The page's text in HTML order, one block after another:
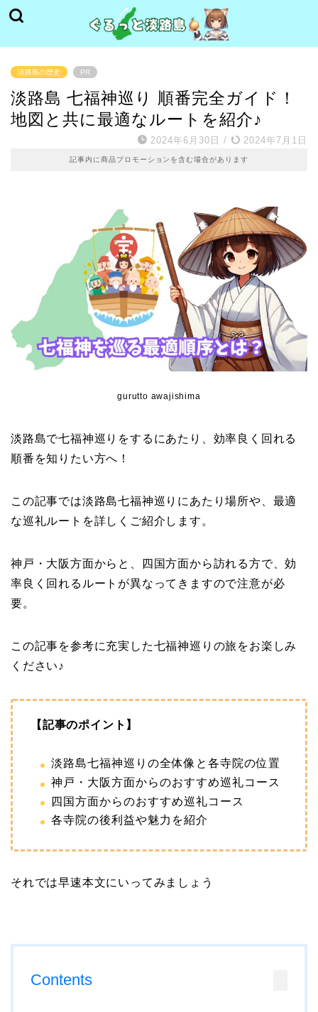
淡路島の歴史 PR
淡路島 七福神巡り 順番完全ガイド！
地図と共に最適なルートを紹介♪
2024年6月30日 / 2024年7月1日
記事内に商品プロモーションを含む場合があります
gurutto awajishima
淡路島で七福神巡りをするにあたり、効率良く回れる
順番を知りたい方へ！
この記事では淡路島七福神巡りにあたり場所や、最適
な巡礼ルートを詳しくご紹介します。
神戸・大阪方面からと、四国方面から訪れる方で、効
率良く回れるルートが異なってきますので注意が必
要。
この記事を参考に充実した七福神巡りの旅をお楽しみ
ください♪
【記事のポイント】
淡路島七福神巡りの全体像と各寺院の位置
神戸・大阪方面からのおすすめ巡礼コース
四国方面からのおすすめ巡礼コース
各寺院の後利益や魅力を紹介
それでは早速本文にいってみましょう
Contents